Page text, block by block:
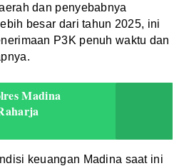
dan penyebabnya
besar dari tahun 2025, ini
P3K penuh waktu dan
Madina
keuangan Madina saat ini